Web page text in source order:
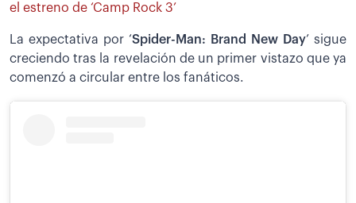
el estreno de ‘Camp Rock 3’
La expectativa por ‘Spider-Man: Brand New Day’ sigue
creciendo tras la revelación de un primer vistazo que ya
comenzó a circular entre los fanáticos.